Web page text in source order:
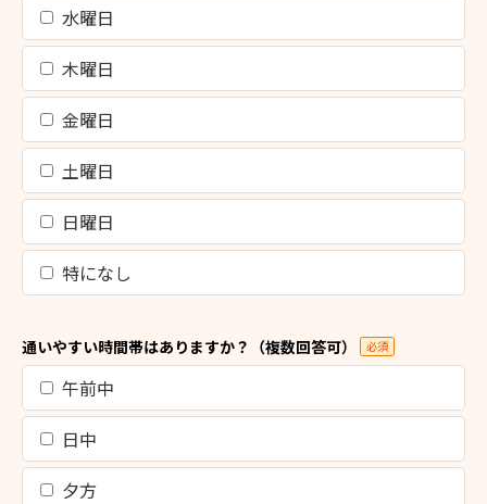
水曜日
木曜日
金曜日
土曜日
日曜日
特になし
通いやすい時間帯はありますか？（複数回答可） 必須
午前中
日中
夕方